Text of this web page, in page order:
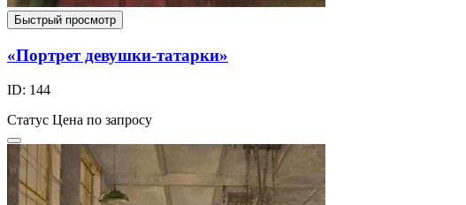
Быстрый просмотр
«Портрет девушки-татарки»
ID: 144
Статус Цена по запросу